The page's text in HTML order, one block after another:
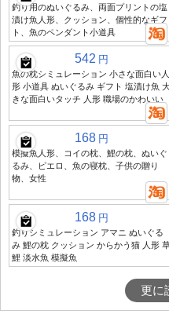
釣り用のぬいぐるみ、両面プリントの塩
漬け魚人形、クッション、個性的なギフ
ト、魚のペンダント小道具
542 円
魚の枕シミュレーション 小さな面白い人
形 小道具 ぬいぐるみ ギフト 塩漬け魚
きな面白いタッチ 人形 職場のかわいい
168 円
模擬魚人形、コイの枕、鯉の枕、ぬいぐ
るみ、ピエロ、魚の寝枕、子供の贈り
物、女性
168 円
釣りシミュレーション アマニ ぬいぐる
み 鯉の枕 クッション からかう猫 人形
鯉 淡水魚 模擬魚
更に